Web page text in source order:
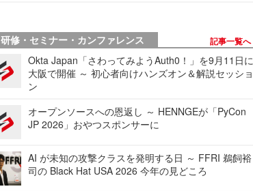
研修・セミナー・カンファレンス 記事一覧へ
Okta Japan「さわってみようAuth0！」を9月11日に
大阪で開催 ～ 初心者向けハンズオン＆解説セッショ
ン
オープンソースへの恩返し ～ HENNGEが「PyCon
JP 2026」おやつスポンサーに
AI が未知の攻撃クラスを発明する日 ～ FFRI 鵜飼裕
司の Black Hat USA 2026 今年の見どころ